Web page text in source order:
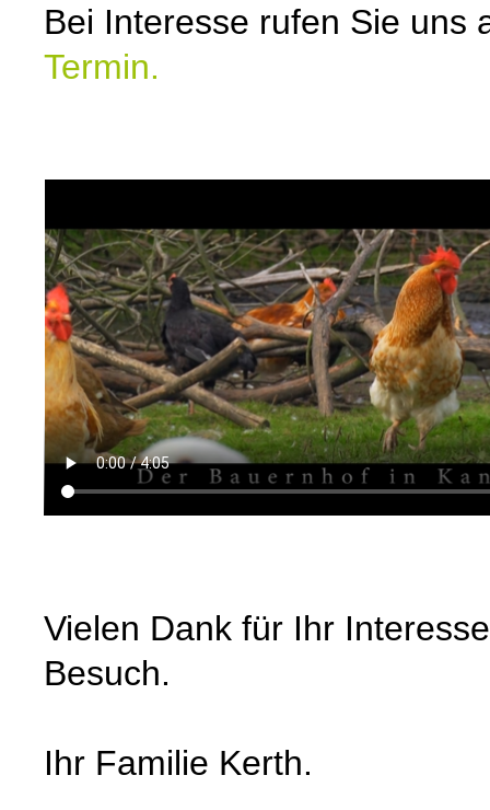
Bei Interesse rufen Sie uns
Termin.
Vielen Dank für Ihr
Besuch.
Ihr Familie Kerth.